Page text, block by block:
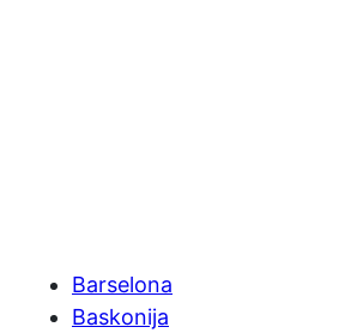
Barselona
Baskonija